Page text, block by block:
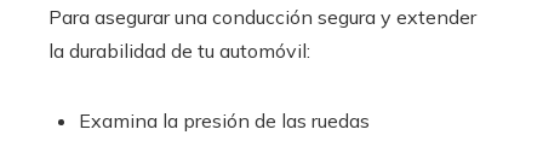
Para asegurar una conducción segura y extender
la durabilidad de tu automóvil:
Examina la presión de las ruedas